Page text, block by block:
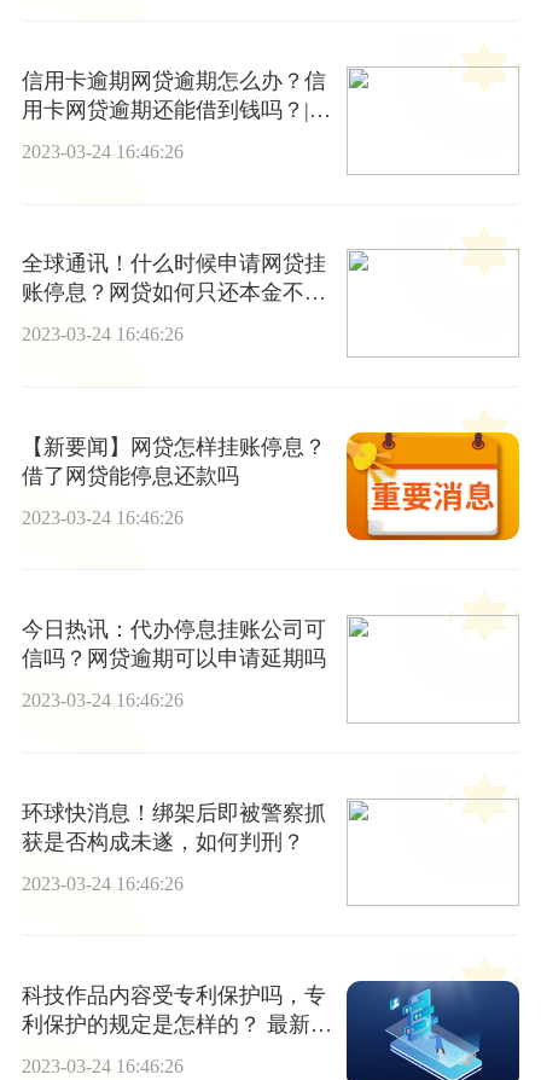
信用卡逾期网贷逾期怎么办？信
用卡网贷逾期还能借到钱吗？|每
日热议
2023-03-24 16:46:26
全球通讯！什么时候申请网贷挂
账停息？网贷如何只还本金不还
利息
2023-03-24 16:46:26
【新要闻】网贷怎样挂账停息？
借了网贷能停息还款吗
2023-03-24 16:46:26
今日热讯：代办停息挂账公司可
信吗？网贷逾期可以申请延期吗
2023-03-24 16:46:26
环球快消息！绑架后即被警察抓
获是否构成未遂，如何判刑？
2023-03-24 16:46:26
科技作品内容受专利保护吗，专
利保护的规定是怎样的？ 最新资
2023-03-24 16:46:26